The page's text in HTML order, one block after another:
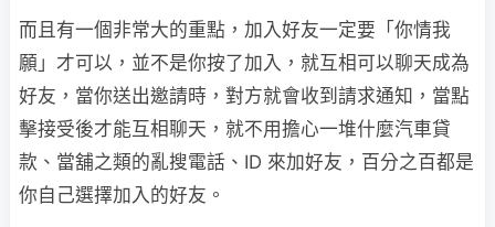
而且有一個非常大的重點，加入好友一定要「你情我
願」才可以，並不是你按了加入，就互相可以聊天成為
好友，當你送出邀請時，對方就會收到請求通知，當點
擊接受後才能互相聊天，就不用擔心一堆什麼汽車貸
款、當舖之類的亂搜電話、ID 來加好友，百分之百都是
你自己選擇加入的好友。